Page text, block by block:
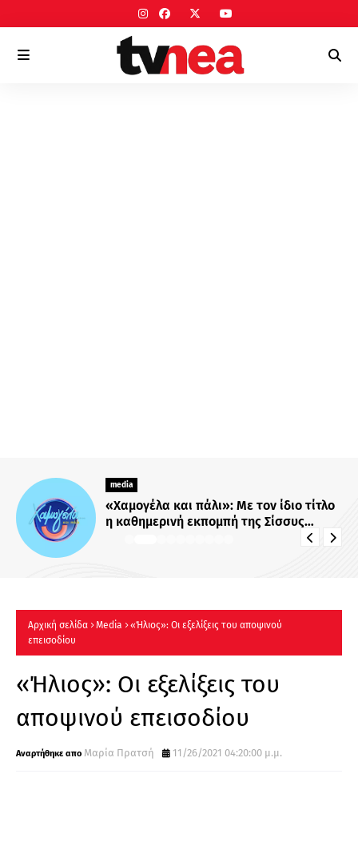
media
«Χαμογέλα και πάλι»: Με τον ίδιο τίτλο
η καθημερινή εκπομπή της Σίσσυς
Αρχική σελίδα Μedia
«Ήλιος»: Οι εξελίξεις του αποψινού
επεισοδίου
«Ήλιος»: Οι εξελίξεις του
αποψινού επεισοδίου
Μαρία Πρατσή 11/26/2021 04:20:00 μ.μ.